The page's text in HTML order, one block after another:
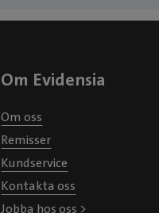
Om Evidensia
Om oss
Remisser
Kundservice
Kontakta oss
Jobba hos oss >